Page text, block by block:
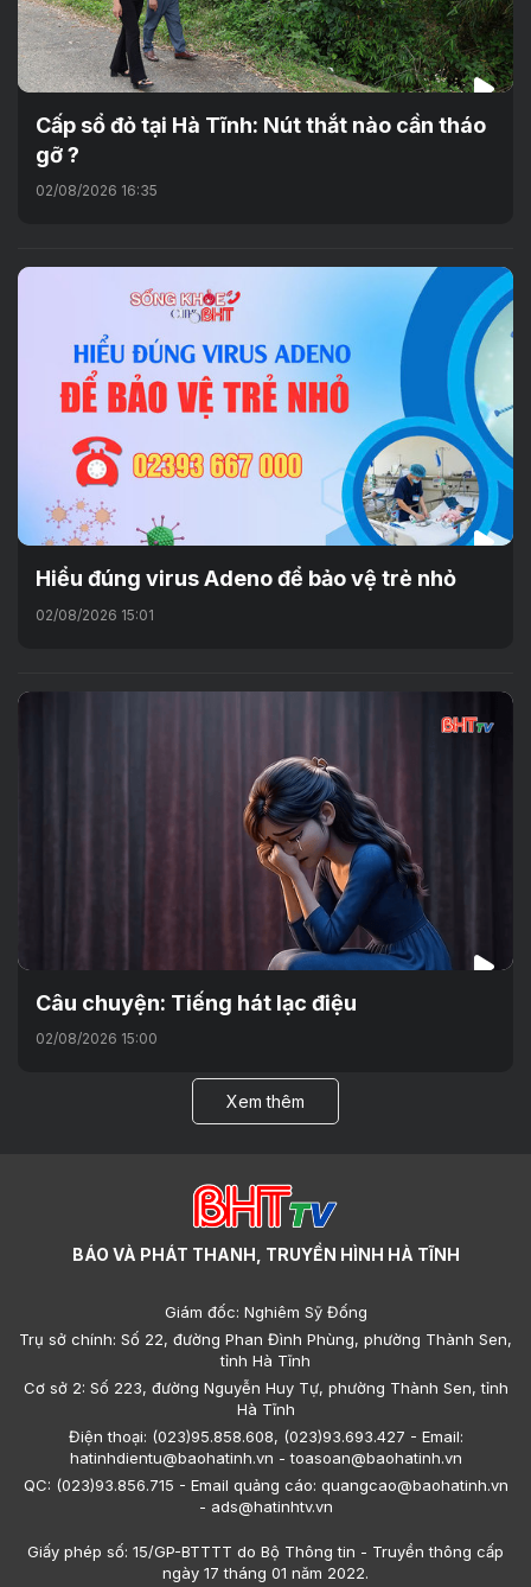
Cấp sổ đỏ tại Hà Tĩnh: Nút thắt nào cần tháo
gỡ ?
02/08/2026 16:35
Hiểu đúng virus Adeno để bảo vệ trẻ nhỏ
02/08/2026 15:01
Câu chuyện: Tiếng hát lạc điệu
02/08/2026 15:00
Xem thêm
BÁO VÀ PHÁT THANH, TRUYỀN HÌNH HÀ TĨNH
Giám đốc: Nghiêm Sỹ Đống
Trụ sở chính: Số 22, đường Phan Đình Phùng, phường Thành Sen,
tỉnh Hà Tĩnh
Cơ sở 2: Số 223, đường Nguyễn Huy Tự, phường Thành Sen, tỉnh
Hà Tĩnh
Điện thoại: (023)95.858.608, (023)93.693.427 - Email:
hatinhdientu@baohatinh.vn - toasoan@baohatinh.vn
QC: (023)93.856.715 - Email quảng cáo: quangcao@baohatinh.vn
- ads@hatinhtv.vn
Giấy phép số: 15/GP-BTTTT do Bộ Thông tin - Truyền thông cấp
ngày 17 tháng 01 năm 2022.